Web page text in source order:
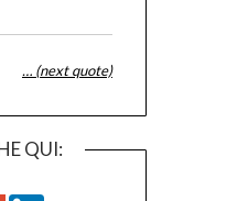
… (next quote)
QUI: